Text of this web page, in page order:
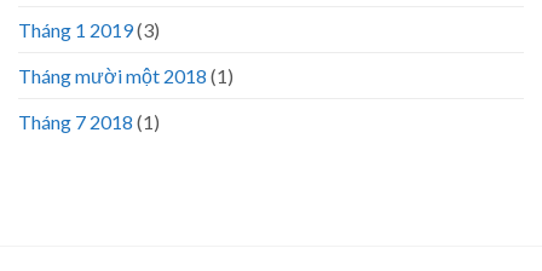
Tháng 1 2019(3)
Tháng mười một 2018 (1)
Tháng 7 2018 (1)